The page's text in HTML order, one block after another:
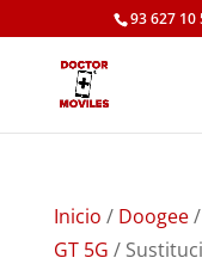
93 627 10
Inicio / Doogee/
GT 5G /